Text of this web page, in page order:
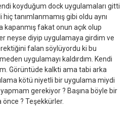
koyduğum dock uygulamaları gitti
tanımlanmamış gibi oldu aynı
kapanmış fakat onun açık olup
neyse diyip uygulamaya girdim ve
falan söylüyordu ki bu
uygulamayı kaldırdım. Kendi
Görüntüde kalkti ama tabi arka
kötü niyetli bir uygulama miydi
gerekiyor ? Başına böyle bir
? Teşekkürler.